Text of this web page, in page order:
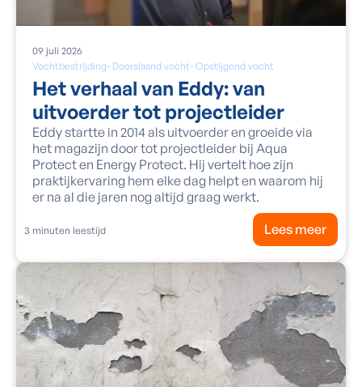
Vochtbestrijding- Doorslaand vocht- Opstijgend vocht
09 juli 2026
Het verhaal van Eddy: van
uitvoerder tot projectleider
Eddy startte in 2014 als uitvoerder en groeide via
het magazijn door tot projectleider bij Aqua
Protect en Energy Protect. Hij vertelt hoe zijn
praktijkervaring hem elke dag helpt en waarom hij
er na al die jaren nog altijd graag werkt.
3 minuten leestijd Lees meer